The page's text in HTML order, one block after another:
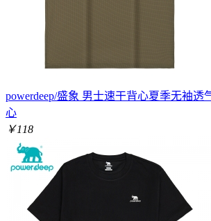
powerdeep/盛象 男士速干背心夏季无袖透
心
￥118